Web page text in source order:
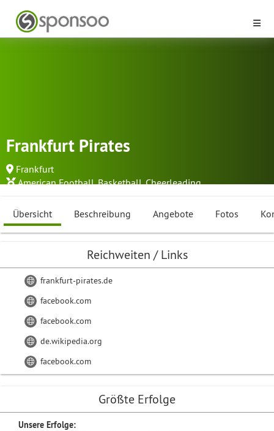
Frankfurt Pirates
Frankfurt
American Football,Basketball,Cheerleading...
Übersicht Beschreibung Angebote Fotos
Reichweiten / Links
frankfurt-pirates.de
facebook.com
facebook.com
de.wikipedia.org
facebook.com
Größte Erfolge
Unsere Erfolge: